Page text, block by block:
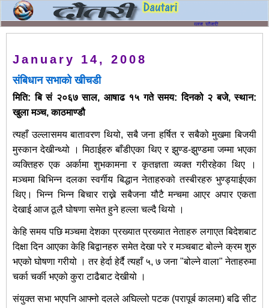
January 14, 2008
संबिधान सभाको खीचडी
मिति: बि सं २०६७ साल, आषाढ १५ गते समय:दिनको २ बजे, स्थान:
खुला मञ्च, काठमाण्डौ
त्यहाँ उल्लासमय बातावरण थियो, सबै जना हर्षित र सबैको मुखमा बिजयी
मुस्कान देखीन्थ्यो । मिठाईहरु बाँडीएका थिए र झुण्ड-झुण्डमा जम्मा भएका
व्यक्तिहरु एक अर्कामा शुभकामना र कृतज्ञता व्यक्त गरीरहेका थिए ।
मञ्चमा बिभिन्न दलका स्वर्गीय बिद्धान नेताहरुको तस्बीरहरु भुण्ड्याईएका
थिए।भिन्न भिन्न बिचार राख्ने सबैजना यौटै मन्चमा आएर अपार एकता
देखाई आज ठूलै घोषणा समेत हुने हल्ला चल्दै थियो ।
केहि समय पछि मञ्चमा देशका प्रख्यात प्रख्यात नेताहरु लगाएत बिदेशबाट
दिक्षा दिन आएका केहि बिद्वानहरु समेत देखा परे र मञ्चबाट बोल्ने क्रम शुरु
भएको घोषणा गरीयो । तर हेर्दा हेर्दै त्यहाँ ५, ७ जना "बोल्ने वाला" नेताहरुमा
चर्का चर्की भएको कुरा टाढैबाट देखीयो ।
संयुक्त सभा भएपनि आफ्नो दलले अघिल्लो पटक (परापूर्ब कालमा) बढि सीट